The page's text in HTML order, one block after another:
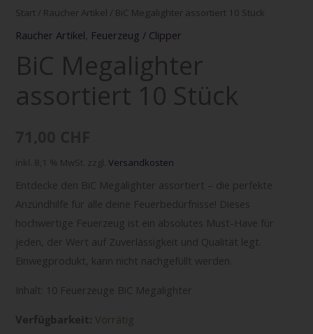
Start / Raucher Artikel / BiC Megalighter assortiert 10 Stück
Raucher Artikel Feuerzeug / Clipper
BiC Megalighter
assortiert 10 Stück
inkl. 8,1 % MwSt. zzgl.Versandkosten
Entdecke den BiC Megalighter assortiert – die perfekte
Anzündhilfe für alle deine Feuerbedürfnisse! Dieses
hochwertige Feuerzeug ist ein absolutes Must-Have für
jeden, der Wert auf Zuverlässigkeit und Qualität legt.
Einwegprodukt, kann nicht nachgefüllt werden.
Inhalt: 10 Feuerzeuge BiC Megalighter
Verfügbarkeit: Vorrätig